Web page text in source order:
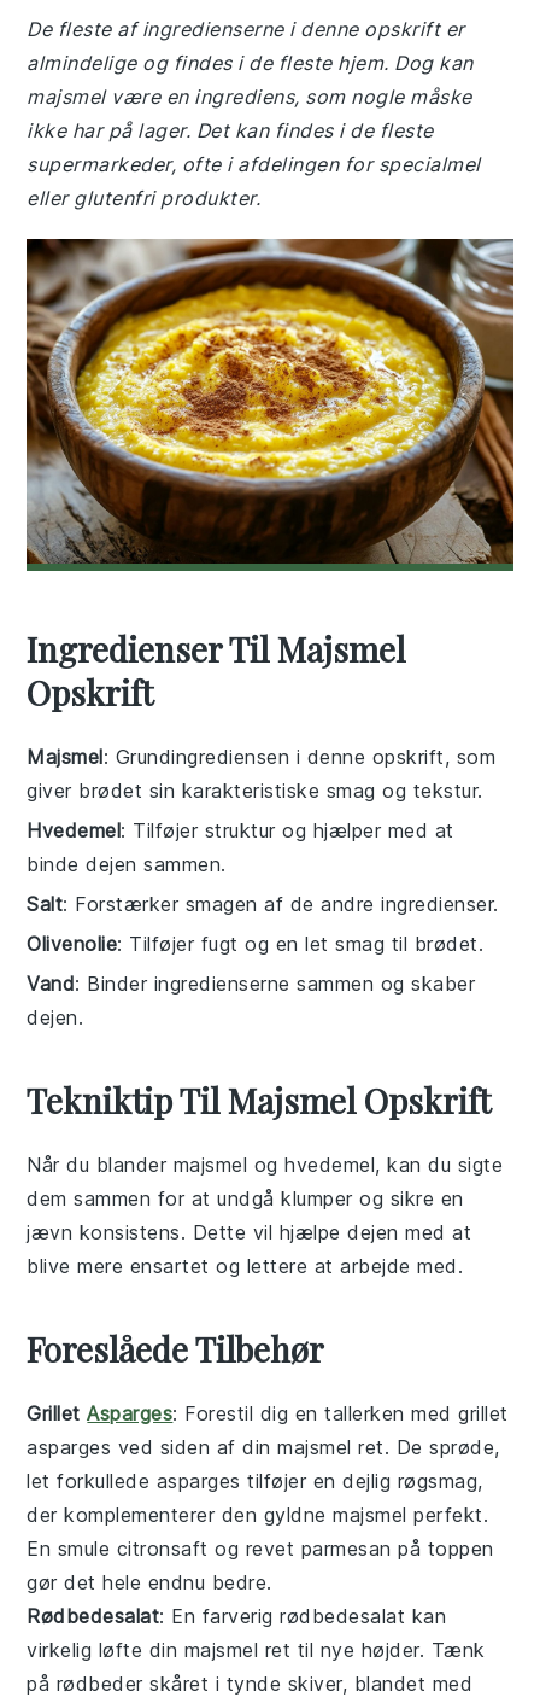
De fleste af ingredienserne i denne opskrift er
almindelige og findes i de fleste hjem. Dog kan
majsmel være en ingrediens, som nogle måske
ikke har på lager. Det kan findes i de fleste
supermarkeder, ofte i afdelingen for specialmel
eller glutenfri produkter.
Ingredienser Til Majsmel
Opskrift
Majsmel: Grundingrediensen i denne opskrift, som
giver brødet sin karakteristiske smag og tekstur.
Hvedemel: Tilføjer struktur og hjælper med at
binde dejen sammen.
Salt: Forstærker smagen af de andre ingredienser.
Olivenolie: Tilføjer fugt og en let smag til brødet.
Vand: Binder ingredienserne sammen og skaber
dejen.
Tekniktip Til Majsmel Opskrift
Når du blander majsmel oghvedemel, kan du sigte
dem sammen for at undgå klumper og sikre en
jævn konsistens. Dette vil hjælpe dejen med at
blive mere ensartet og lettere at arbejde med.
Foreslåede Tilbehør
GrilletAsparges: Forestil dig en tallerken medgrillet
asparges ved siden af din majsmel ret. De sprøde,
let forkullede asparges tilføjer en dejlig røgsmag,
der komplementerer den gyldne majsmel perfekt.
En smule citronsaft og revet parmesan på toppen
gør det hele endnu bedre.
Rødbedesalat: En farverigrødbedesalat kan
virkelig løfte din majsmel ret til nye højder. Tænk
på rødbeder skåret i tynde skiver, blandet med